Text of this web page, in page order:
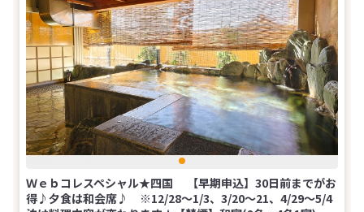
Ｗｅｂコレスペシャル★四国 【早期申込】30日前までがお
得♪夕食は和会席♪ ※12/28～1/3、3/20～21、4/29～5/4